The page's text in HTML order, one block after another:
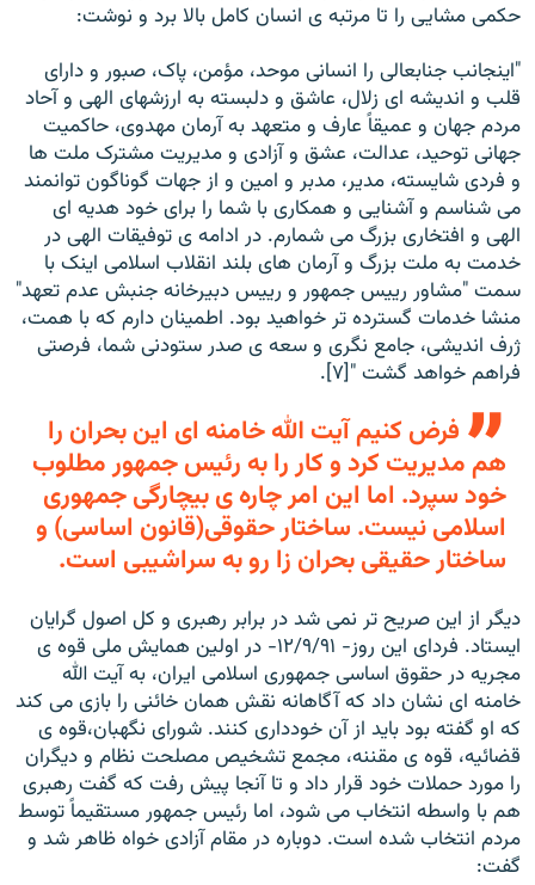
حکمی مشايی را تا مرتبه ی انسان کامل بالا برد و نوشت:
"اينجانب جنابعالی را انسانی موحد، مؤمن، پاک، صبور و دارای
قلب و انديشه ای زلال، عاشق و دلبسته به ارزشهای الهی و آحاد
مردم جهان و عميقاً عارف و متعهد به آرمان مهدوی، حاکميت
جهانی توحيد، عدالت، عشق و آزادی و مديريت مشترک ملت ها
و فردی شايسته، مدير، مدبر و امين و از جهات گوناگون توانمند
می شناسم و آشنايی و همکاری با شما را برای خود هديه ای
الهی و افتخاری بزرگ می شمارم. در ادامه ی توفيقات الهی در
خدمت به ملت بزرگ و آرمان های بلند انقلاب اسلامی اينک با
سمت "مشاور رييس جمهور و رييس دبيرخانه جنبش عدم تعهد"
منشا خدمات گسترده تر خواهيد بود. اطمينان دارم که با همت،
ژرف انديشی، جامع نگری و سعه ی صدر ستودنی شما، فرصتی
فراهم خواهد گشت "[۷].
فرض کنيم آيت الله خامنه ای اين بحران را
هم مديريت کرد و کار را به رئيس جمهور مطلوب
خود سپرد. اما اين امر چاره ی بيچارگی جمهوری
اسلامی نيست. ساختار حقوقی(قانون اساسی) و
ساختار حقيقی بحران زا رو به سراشيبی است.
ديگر از اين صريح تر نمی شد در برابر رهبری و کل اصول گرايان
ايستاد. فردای اين روز- ۱۲/۹/۹۱- در اولين همايش ملی قوه ی
مجريه در حقوق اساسی جمهوری اسلامی ايران، به آيت الله
خامنه ای نشان داد که آگاهانه نقش همان خائنی را بازی می کند
که او گفته بود بايد از آن خودداری کنند. شورای نگهبان،قوه ی
قضائيه، قوه ی مقننه، مجمع تشخيص مصلحت نظام و ديگران
را مورد حملات خود قرار داد و تا آنجا پيش رفت که گفت رهبری
هم با واسطه انتخاب می شود، اما رئيس جمهور مستقيماً توسط
مردم انتخاب شده است. دوباره در مقام آزادی خواه ظاهر شد و
گفت: